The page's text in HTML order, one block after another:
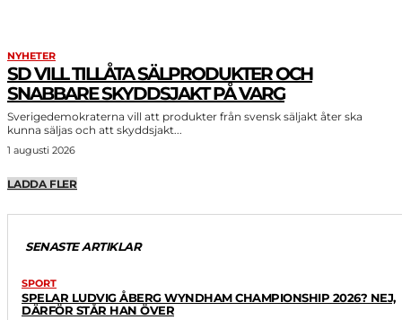
NYHETER
SD VILL TILLÅTA SÄLPRODUKTER OCH
SNABBARE SKYDDSJAKT PÅ VARG
Sverigedemokraterna vill att produkter från svensk säljakt åter ska
kunna säljas och att skyddsjakt...
1 augusti 2026
LADDA FLER
SENASTE ARTIKLAR
SPORT
SPELAR LUDVIG ÅBERG WYNDHAM CHAMPIONSHIP 2026? NEJ,
DÄRFÖR STÅR HAN ÖVER